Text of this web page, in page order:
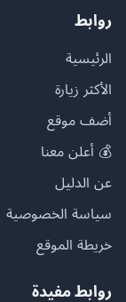
روابط
الرئيسية
الأكثر زيارة
أضف موقع
💰 أعلن معنا
عن الدليل
سياسة الخصوصية
خريطة الموقع
روابط مفيدة